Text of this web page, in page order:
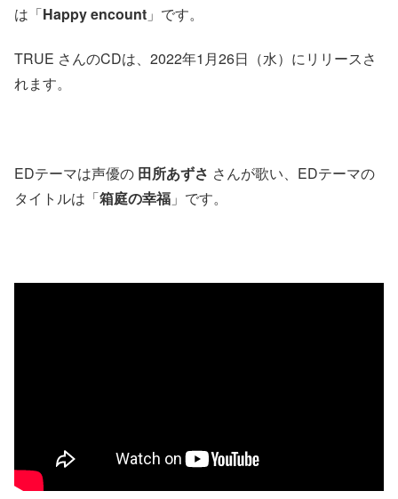
は「Happy encount 」です。
TRUE さんのCDは、2022年1月26日（水）にリリースさ
れます。
EDテーマは声優の 田所あずさ さんが歌い、EDテーマの
タイトルは「箱庭の幸福 」です。